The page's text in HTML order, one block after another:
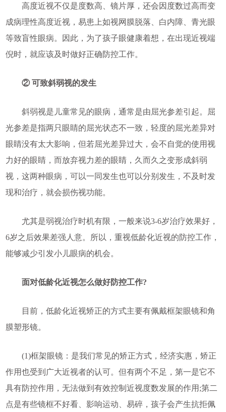
高度近视不仅是度数高、镜片厚，还会因度数过高而变
成病理性高度近视，易患上如视网膜脱落、白内障、青光眼
等致盲性眼病。因此，为了孩子眼健康着想，在出现近视端
倪时，就应该及时做好正确防控工作。
② 可致斜弱视的发生
斜弱视是儿童常见的眼病，通常是由屈光参差引起。屈
光参差是指两只眼睛的屈光状态不一致，轻度的屈光差异对
眼睛没有太大影响，但若屈光差异过大，会不自觉的使用视
力好的眼睛，而放弃视力差的眼睛，久而久之变形成斜弱
视，这两种眼病，可以一同发生也可以分别发生，不及时发
现和治疗，就会损伤视功能。
尤其是弱视治疗时机有限，一般来说3-6岁治疗效果好，
6岁之后效果差强人意。所以，重视低龄化近视的防控工作，
能够减少引发小儿眼病的机会。
面对低龄化近视怎么做好防控工作?
目前，低龄化近视矫正的方式主要有佩戴框架眼镜和角
膜塑形镜。
(1)框架眼镜：是我们常见的矫正方式，经济实惠，矫正
作用也受到广大近视者的认可。但有两个不足，第一是它不
具有防控作用，无法做到有效控制近视度数发展的作用;第二
点是有些镜框不好看、影响运动、易碎，孩子会产生抗拒佩